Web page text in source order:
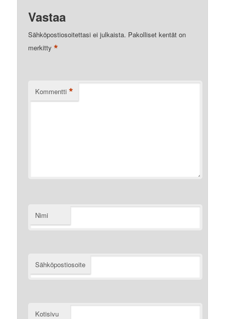
Vastaa
Sähköpostiosoitettasi ei julkaista. Pakolliset kentät on
merkitty*
Kommentti *
Nimi
Sähköpostiosoite
Kotisivu